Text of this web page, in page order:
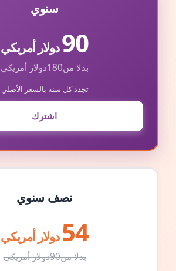
سنوي
90دولار أمريكي
بدلا من180دولار أمريكي
تجدد كل سنة بالسعر الأصلي
اشترك
نصف سنوي
54 دولار أمريكي
بدلا من90دولار أمريكي